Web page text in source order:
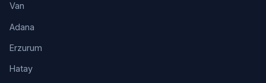
Van
Adana
Erzurum
Hatay